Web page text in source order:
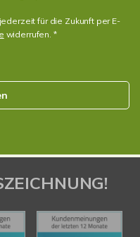
für die Zukunft per E-
widerrufen. *